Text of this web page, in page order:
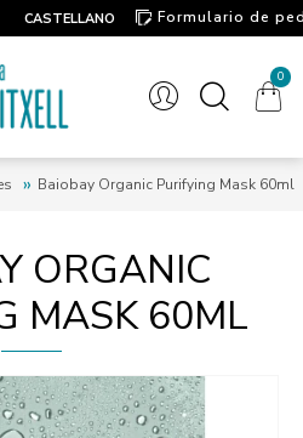
CASTELLANO
Formulario de
0
Baiobay Organic Purifying Mask 60ml
ORGANIC
MASK 60ML